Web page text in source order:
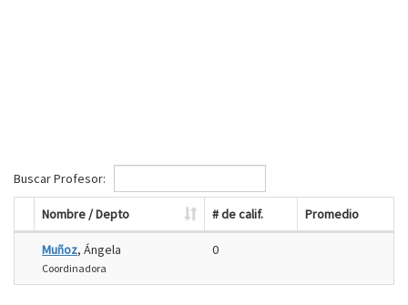
Buscar Profesor:
Nombre / Depto # de calif. Promedio
Muñoz, Ángela
Coordinadora
0